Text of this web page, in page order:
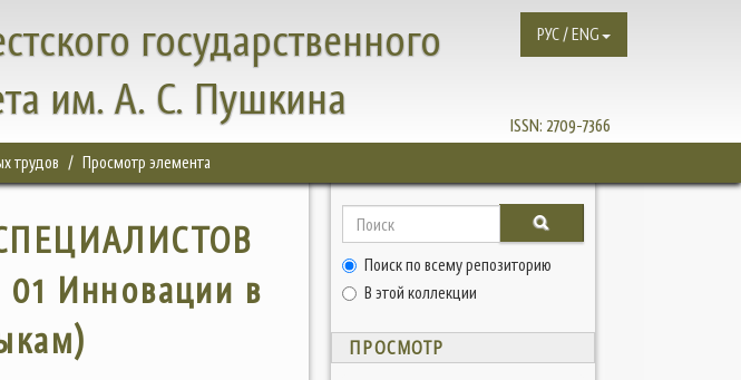
государственного
им. А. С. Пушкина
ISSN: 2709-7366
РУС / ENG
трудов Просмотр элемента
Инновации в
Поиск по всему репозиторию
В этой коллекции
ПРОСМОТР